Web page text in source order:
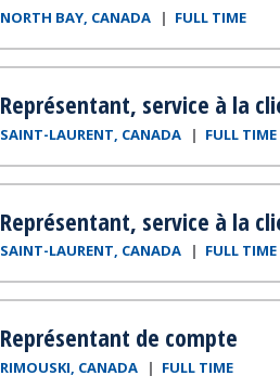
NORTH BAY, CANADA FULL TIME
Représentant, service à la
SAINT-LAURENT, CANADA FULL TIME
Représentant, service à la
SAINT-LAURENT, CANADA FULL TIME
Représentant de compte
RIMOUSKI, CANADA FULL TIME